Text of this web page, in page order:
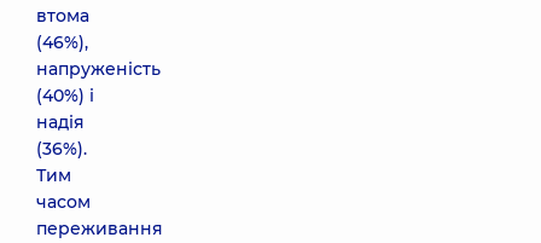
​​втома
(46%),
напруженість
(40%) і
надія
(36%).
Тим
часом
переживання